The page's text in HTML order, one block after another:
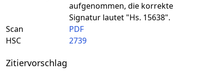
aufgenommen, die korrekte
Signatur lautet "Hs. 15638".
Scan
PDF
HSC
2739
Zitiervorschlag